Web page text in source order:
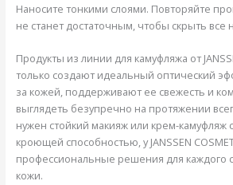
Наносите тонкими слоями. Повторяйте
не станет достаточным, чтобы скрыть все
Продукты из линии для камуфляжа от
только создают идеальный оптический
за кожей, поддерживают ее свежесть и
выглядеть безупречно на протяжении
нужен стойкий макияж или крем-камуфляж
кроющей способностью, у JANSSEN
профессиональные решения для каждого
кожи.